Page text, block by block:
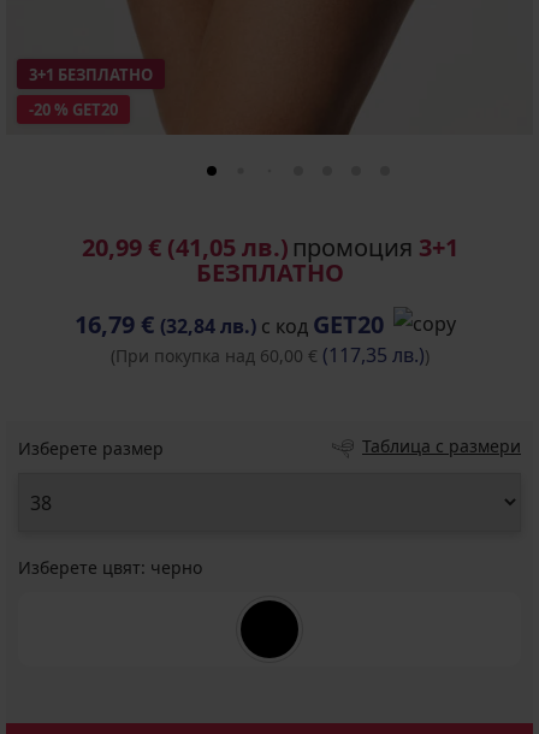
-20 % GET20
3+1 БЕЗПЛАТНО
20,99 € (41,05 лв.) промоция 3+1
БЕЗПЛАТНО
16,79 € (32,84 лв.)с код GET20
(При покупка над 60,00 € (117,35 лв.))
Изберете размер Таблица с размери
Изберете цвят: черно